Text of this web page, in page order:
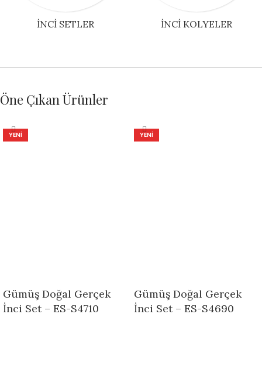
İNCI SETLER İNCI KOLYELER
Öne Çıkan Ürünler
YENI
Gümüş Doğal Gerçek
İnci Set – ES-S4710
YENI
Gümüş Doğal Gerçek
İnci Set – ES-S4690